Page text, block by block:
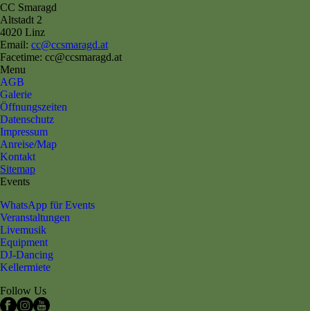
CC Smaragd
Altstadt 2
4020 Linz
Email: cc@ccsmaragd.at
Facetime: cc@ccsmaragd.at
Menu
AGB
Galerie
Öffnungszeiten
Datenschutz
Impressum
Anreise/Map
Kontakt
Sitemap
Events
WhatsApp für Events
Veranstaltungen
Livemusik
Equipment
DJ-Dancing
Kellermiete
Follow Us